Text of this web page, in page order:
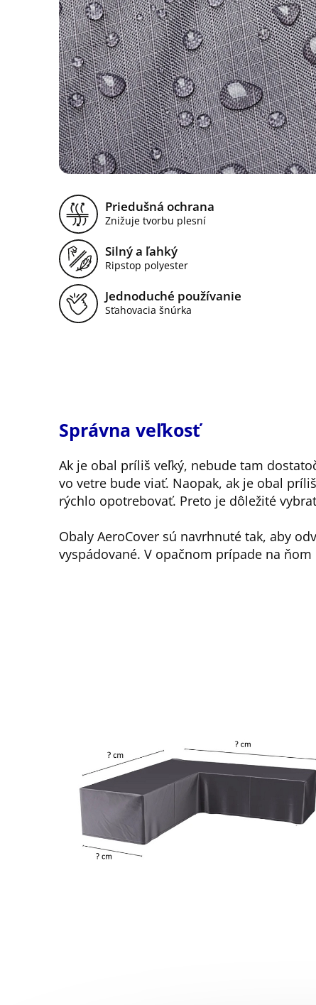
Priedušná ochrana
Znižuje tvorbu plesní
Silný a ľahký
Ripstop polyester
Jednoduché používanie
Sťahovacia šnúrka
Správna veľkosť
Ak je obal príliš veľký, nebude tam
vo vetre bude viať. Naopak, ak je obal
rýchlo opotrebovať. Preto je dôležité
Obaly AeroCover sú navrhnuté tak, aby
vyspádované. V opačnom prípade na ňom